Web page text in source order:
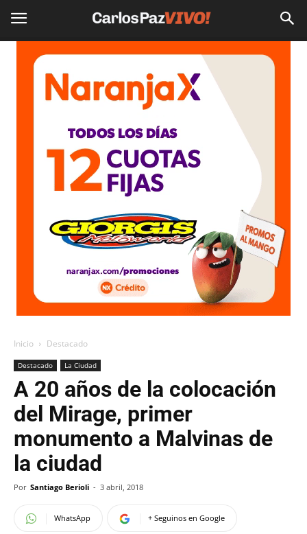
Inicio Destacado
Destacado La Ciudad
A 20 años de la colocación
del Mirage, primer
monumento a Malvinas de
la ciudad
Por Santiago Berioli - 3 abril, 2018
WhatsApp + Seguinos en Google